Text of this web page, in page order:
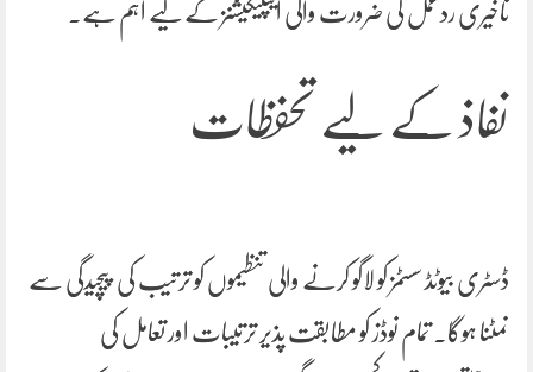
تاخیری ردعمل کی ضرورت والی ایپلیکیشنز کے لیے اہم ہے۔
نفاذ کے لیے تحفظات
ڈسٹری بیوٹڈ سسٹمز کو لاگو کرنے والی تنظیموں کو ترتیب کی پیچیدگی سے
نمٹنا ہوگا۔ تمام نوڈز کو مطابقت پذیر ترتیبات اور تعامل کی